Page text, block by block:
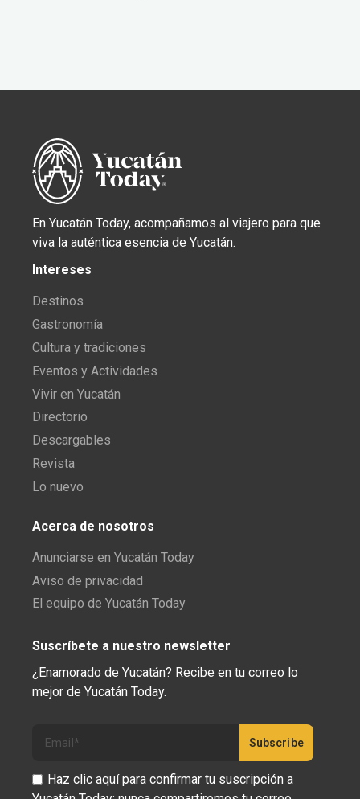
En Yucatán Today, acompañamos al viajero para que
viva la auténtica esencia de Yucatán.
Intereses
Destinos
Gastronomía
Cultura y tradiciones
Eventos y Actividades
Vivir en Yucatán
Directorio
Descargables
Revista
Lo nuevo
Acerca de nosotros
Anunciarse en Yucatán Today
Aviso de privacidad
El equipo de Yucatán Today
Suscríbete a nuestro newsletter
¿Enamorado de Yucatán? Recibe en tu correo lo
mejor de Yucatán Today.
Haz clic aquí para confirmar tu suscripción a